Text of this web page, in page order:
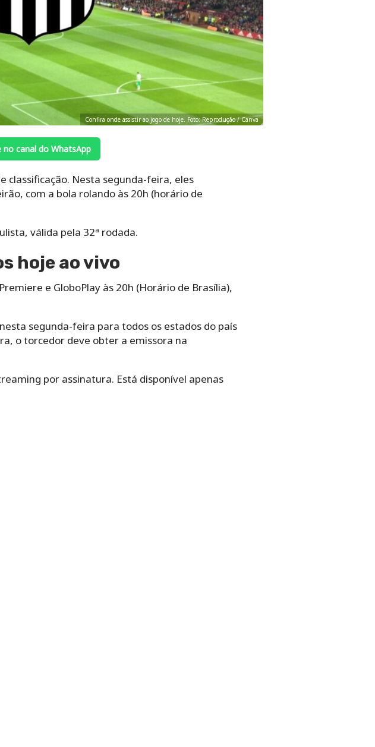
Confira onde assistir ao jogo de hoje. Foto: Reprodução / Canva
no canal do WhatsApp
classificação. Nesta segunda-feira, eles
com a bola rolando às 20h (horário de
válida pela 32ª rodada.
hoje ao vivo
e GloboPlay às 20h (Horário de Brasília),
segunda-feira para todos os estados do país
o torcedor deve obter a emissora na
por assinatura. Está disponível apenas